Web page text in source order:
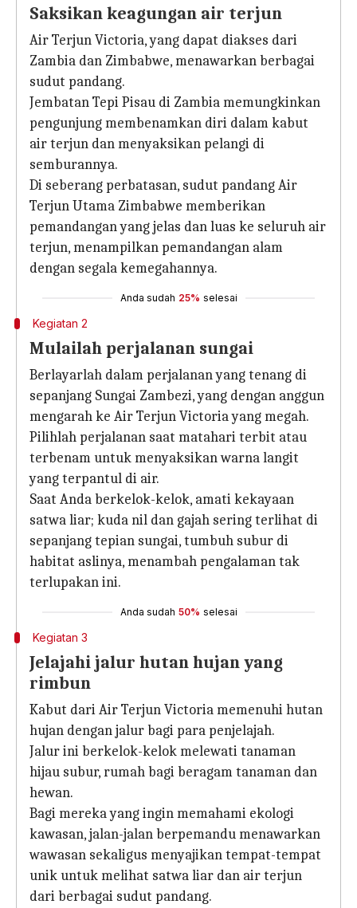
Saksikan keagungan air terjun
Air Terjun Victoria, yang dapat diakses dari
Zambia dan Zimbabwe, menawarkan berbagai
sudut pandang.
Jembatan Tepi Pisau di Zambia memungkinkan
pengunjung membenamkan diri dalam kabut
air terjun dan menyaksikan pelangi di
semburannya.
Di seberang perbatasan, sudut pandang Air
Terjun Utama Zimbabwe memberikan
pemandangan yang jelas dan luas ke seluruh air
terjun, menampilkan pemandangan alam
dengan segala kemegahannya.
Anda sudah 25% selesai
Kegiatan 2
Mulailah perjalanan sungai
Berlayarlah dalam perjalanan yang tenang di
sepanjang Sungai Zambezi, yang dengan anggun
mengarah ke Air Terjun Victoria yang megah.
Pilihlah perjalanan saat matahari terbit atau
terbenam untuk menyaksikan warna langit
yang terpantul di air.
Saat Anda berkelok-kelok, amati kekayaan
satwa liar; kuda nil dan gajah sering terlihat di
sepanjang tepian sungai, tumbuh subur di
habitat aslinya, menambah pengalaman tak
terlupakan ini.
Anda sudah 50% selesai
Kegiatan 3
Jelajahi jalur hutan hujan yang
rimbun
Kabut dari Air Terjun Victoria memenuhi hutan
hujan dengan jalur bagi para penjelajah.
Jalur ini berkelok-kelok melewati tanaman
hijau subur, rumah bagi beragam tanaman dan
hewan.
Bagi mereka yang ingin memahami ekologi
kawasan, jalan-jalan berpemandu menawarkan
wawasan sekaligus menyajikan tempat-tempat
unik untuk melihat satwa liar dan air terjun
dari berbagai sudut pandang.